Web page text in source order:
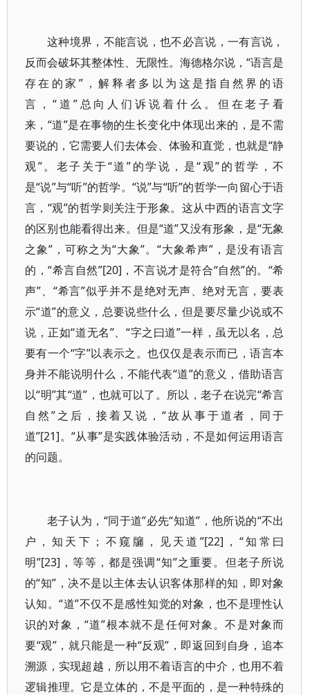
这种境界，不能言说，也不必言说，一有言说，
反而会破坏其整体性、无限性。海德格尔说，“语言是
存在的家”，解释者多以为这是指自然界的语
言，“道”总向人们诉说着什么。但在老子看
来，“道”是在事物的生长变化中体现出来的，是不需
要说的，它需要人们去体会、体验和直觉，也就是“静
观”。老子关于“道”的学说，是“观”的哲学，不
是“说”与“听”的哲学。“说”与“听”的哲学一向留心于语
言，“观”的哲学则关注于形象。这从中西的语言文字
的区别也能看得出来。但是“道”又没有形象，是“无象
之象”，可称之为“大象”。“大象希声”，是没有语言
的，“希言自然”[20]，不言说才是符合“自然”的。“希
声”、“希言”似乎并不是绝对无声、绝对无言，要表
示“道”的意义，总要说些什么，但是要尽量少说或不
说，正如“道无名”、“字之曰道”一样，虽无以名，总
要有一个“字”以表示之。也仅仅是表示而已，语言本
身并不能说明什么，不能代表“道”的意义，借助语言
以“明”其“道”，也就可以了。所以，老子在说完“希言
自然”之后，接着又说，“故从事于道者，同于
道”[21]。“从事”是实践体验活动，不是如何运用语言
的问题。
老子认为，“同于道”必先“知道”，他所说的“不出
户，知天下；不窥牖，见天道”[22]，“知常曰
明”[23]，等等，都是强调“知”之重要。但老子所说
的“知”，决不是以主体去认识客体那样的知，即对象
认知。“道”不仅不是感性知觉的对象，也不是理性认
识的对象，“道”根本就不是任何对象。不是对象而
要“观”，就只能是一种“反观”，即返回到自身，追本
溯源，实现超越，所以用不着语言的中介，也用不着
逻辑推理。它是立体的，不是平面的，是一种特殊的